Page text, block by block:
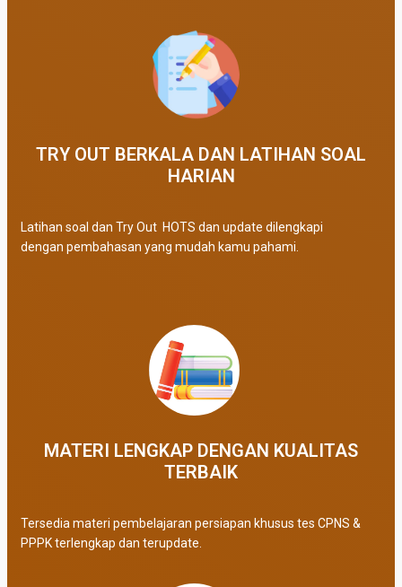
TRY OUT BERKALA DAN LATIHAN SOAL
HARIAN
Latihan soal dan Try Out HOTS dan update dilengkapi
dengan pembahasan yang mudah kamu pahami.
MATERI LENGKAP DENGAN KUALITAS
TERBAIK​
Tersedia materi pembelajaran persiapan khusus tes CPNS &
PPPK terlengkap dan terupdate.